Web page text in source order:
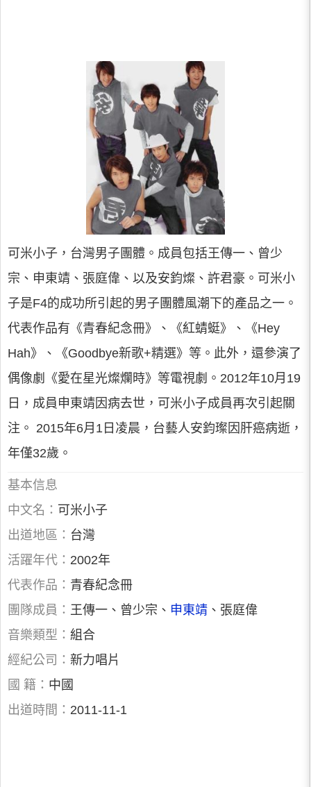
可米小子，台灣男子團體。成員包括王傳一、曾少
宗、申東靖、張庭偉、以及安鈞燦、許君豪。可米小
子是F4的成功所引起的男子團體風潮下的產品之一。
代表作品有《青春紀念冊》、《紅蜻蜓》、《Hey
Hah》、《Goodbye新歌+精選》等。此外，還參演了
偶像劇《愛在星光燦爛時》等電視劇。2012年10月19
日，成員申東靖因病去世，可米小子成員再次引起關
注。 2015年6月1日凌晨，台藝人安鈞璨因肝癌病逝，
年僅32歲。
基本信息
中文名： 可米小子
出道地區： 台灣
活躍年代： 2002年
代表作品： 青春紀念冊
團隊成員： 王傳一、曾少宗、 申東靖 、張庭偉
音樂類型： 組合
經紀公司： 新力唱片
國 籍： 中國
出道時間： 2011-11-1